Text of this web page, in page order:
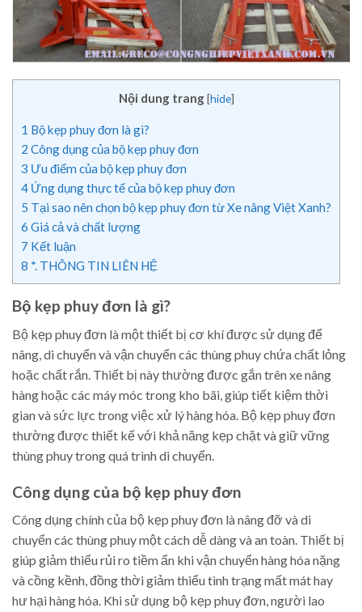
Nội dung trang [hide]
1 Bộ kẹp phuy đơn là gì?
2 Công dụng của bộ kẹp phuy đơn
3 Ưu điểm của bộ kẹp phuy đơn
4 Ứng dụng thực tế của bộ kẹp phuy đơn
5 Tại sao nên chọn bộ kẹp phuy đơn từ Xe nâng Việt Xanh?
6 Giá cả và chất lượng
7 Kết luận
8 *. THÔNG TIN LIÊN HỆ
Bộ kẹp phuy đơn là gì?
Bộ kẹp phuy đơn là một thiết bị cơ khí được sử dụng để
nâng, di chuyển và vận chuyển các thùng phuy chứa chất lỏng
hoặc chất rắn. Thiết bị này thường được gắn trên xe nâng
hàng hoặc các máy móc trong kho bãi, giúp tiết kiệm thời
gian và sức lực trong việc xử lý hàng hóa. Bộ kẹp phuy đơn
thường được thiết kế với khả năng kẹp chặt và giữ vững
thùng phuy trong quá trình di chuyển.
Công dụng của bộ kẹp phuy đơn
Công dụng chính của bộ kẹp phuy đơn là nâng đỡ và di
chuyển các thùng phuy một cách dễ dàng và an toàn. Thiết bị
giúp giảm thiểu rủi ro tiềm ẩn khi vận chuyển hàng hóa nặng
và cồng kềnh, đồng thời giảm thiểu tình trạng mất mát hay
hư hại hàng hóa. Khi sử dụng bộ kẹp phuy đơn, người lao